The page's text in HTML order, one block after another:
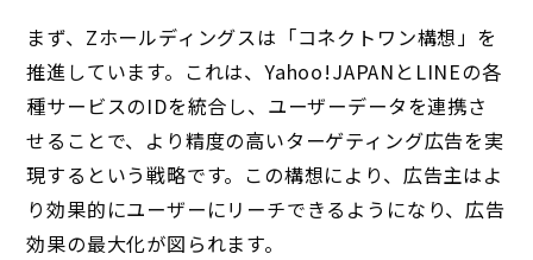
まず、Zホールディングスは「コネクトワン構想」を
推進しています。これは、Yahoo!JAPANとLINEの各
種サービスのIDを統合し、ユーザーデータを連携さ
せることで、より精度の高いターゲティング広告を実
現するという戦略です。この構想により、広告主はよ
り効果的にユーザーにリーチできるようになり、広告
効果の最大化が図られます。